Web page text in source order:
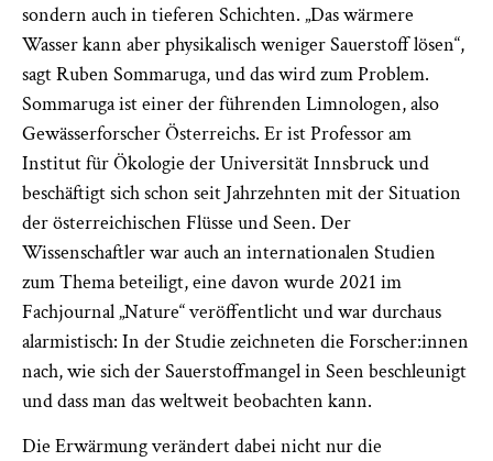
sondern auch in tieferen Schichten. „Das wärmere
Wasser kann aber physikalisch weniger Sauerstoff lösen“,
sagt Ruben Sommaruga, und das wird zum Problem.
Sommaruga ist einer der führenden Limnologen, also
Gewässerforscher Österreichs. Er ist Professor am
Institut für Ökologie der Universität Innsbruck und
beschäftigt sich schon seit Jahrzehnten mit der Situation
der österreichischen Flüsse und Seen. Der
Wissenschaftler war auch an internationalen Studien
zum Thema beteiligt, eine davon wurde 2021 im
Fachjournal „Nature“ veröffentlicht und war durchaus
alarmistisch: In der Studie zeichneten die Forscher:innen
nach, wie sich der Sauerstoffmangel in Seen beschleunigt
und dass man das weltweit beobachten kann.
Die Erwärmung verändert dabei nicht nur die